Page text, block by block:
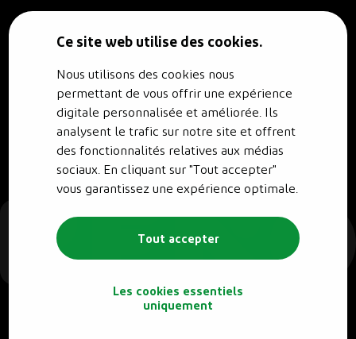
Ce site web utilise des cookies.
Nous utilisons des cookies nous
permettant de vous offrir une expérience
digitale personnalisée et améliorée. Ils
analysent le trafic sur notre site et offrent
des fonctionnalités relatives aux médias
sociaux. En cliquant sur "Tout accepter"
vous garantissez une expérience optimale.
Tout accepter
Les cookies essentiels
uniquement
Politique de confidentialité